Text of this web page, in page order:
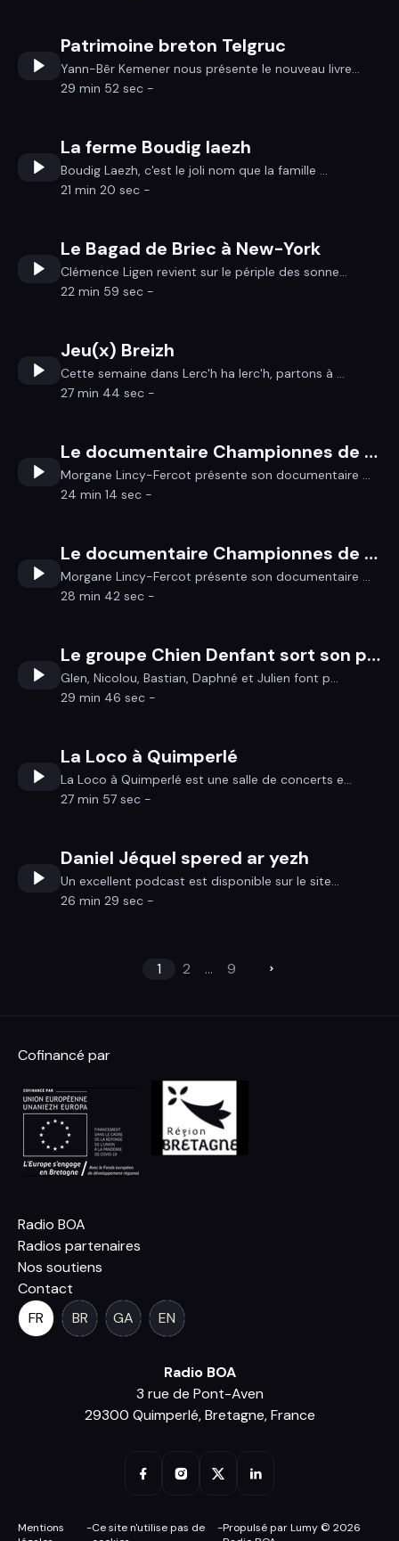
Patrimoine breton Telgruc
Yann-Bêr Kemener nous présente le nouveau livre...
29 min 52 sec -
La ferme Boudig laezh
Boudig Laezh, c'est le joli nom que la famille ...
21 min 20 sec -
Le Bagad de Briec à New-York
Clémence Ligen revient sur le périple des sonne...
22 min 59 sec -
Jeu(x) Breizh
Cette semaine dans Lerc'h ha lerc'h, partons à ...
27 min 44 sec -
Le documentaire Championnes de la réalisatrice Morgane Lincy-Fercot (2)
Morgane Lincy-Fercot présente son documentaire ...
24 min 14 sec -
Le documentaire Championnes de la réalisatrice Morgane Lincy-Fercot (1)
Morgane Lincy-Fercot présente son documentaire ...
28 min 42 sec -
Le groupe Chien Denfant sort son premier album
Glen, Nicolou, Bastian, Daphné et Julien font p...
29 min 46 sec -
La Loco à Quimperlé
La Loco à Quimperlé est une salle de concerts e...
27 min 57 sec -
Daniel Jéquel spered ar yezh
Un excellent podcast est disponible sur le site...
26 min 29 sec -
1 2 ... 9
Cofinancé par
Radio BOA
Radios partenaires
Nos soutiens
Contact
FR
BR GA EN
Radio BOA
3 rue de Pont-Aven
29300 Quimperlé, Bretagne, France
Mentions
-Ce site n'utilise pas de
-Propulsé par Lumy © 2026